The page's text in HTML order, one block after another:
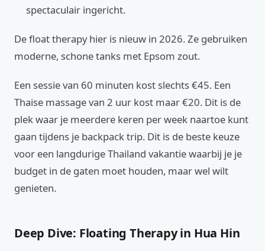
spectaculair ingericht.
De float therapy hier is nieuw in 2026. Ze gebruiken
moderne, schone tanks met Epsom zout.
Een sessie van 60 minuten kost slechts €45. Een
Thaise massage van 2 uur kost maar €20. Dit is de
plek waar je meerdere keren per week naartoe kunt
gaan tijdens je backpack trip. Dit is de beste keuze
voor een langdurige Thailand vakantie waarbij je je
budget in de gaten moet houden, maar wel wilt
genieten.
Deep Dive: Floating Therapy in Hua Hin